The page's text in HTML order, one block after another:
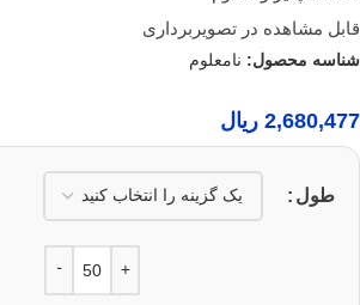
قابل مشاهده در تصویربرداری
شناسه محصول: نامعلوم
2,680,477 ریال
طول